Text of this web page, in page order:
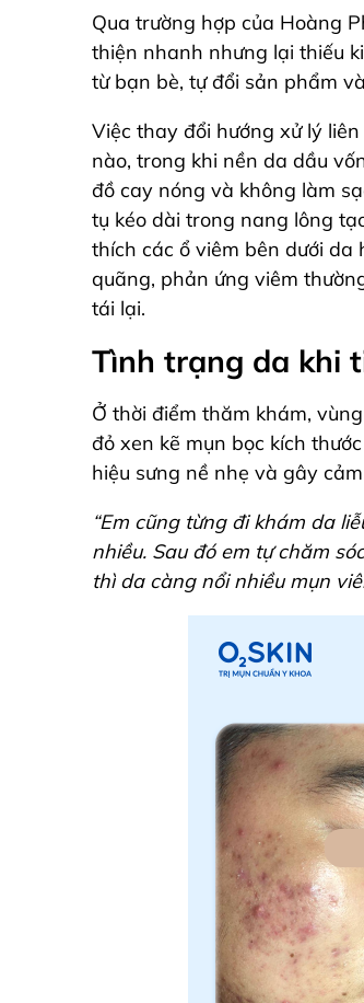
Qua trường hợp của Hoàng
thiện nhanh nhưng lại thiếu
từ bạn bè, tự đổi sản phẩm
Việc thay đổi hướng xử lý
nào, trong khi nền da dầu
đồ cay nóng và không làm
tụ kéo dài trong nang lông
thích các ổ viêm bên dưới
quãng, phản ứng viêm
tái lại.
Tình trạng da khi
Ở thời điểm thăm khám,
đỏ xen kẽ mụn bọc kích
hiệu sưng nề nhẹ và gây
“Em cũng từng đi khám da
nhiều. Sau đó em tự chăm
thì da càng nổi nhiều mụn